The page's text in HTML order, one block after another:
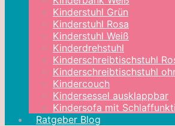
Kinderstuhl Grün
Kinderstuhl Rosa
Kinderstuhl Weiß
Kinderdrehstuhl
Kinderschreibtischstuhl
Kinderschreibtischstuhl
Kindercouch
Kindersessel ausklappbar
Kindersofa mit
Ratgeber Blog